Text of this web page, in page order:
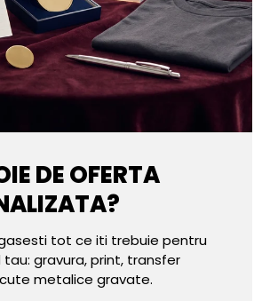
DE OFERTA
tot ce iti trebuie pentru
gravura, print, transfer
metalice gravate.